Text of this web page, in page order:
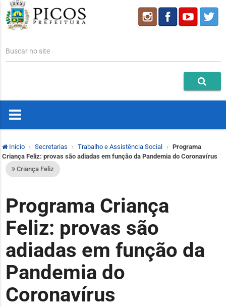
Buscar no site
Início Secretarias Trabalho e Assistência Social
Programa
Criança Feliz: provas são adiadas em função da Pandemia do Coronavírus
Criança Feliz
Programa Criança
Feliz: provas são
adiadas em função da
Pandemia do
Coronavírus